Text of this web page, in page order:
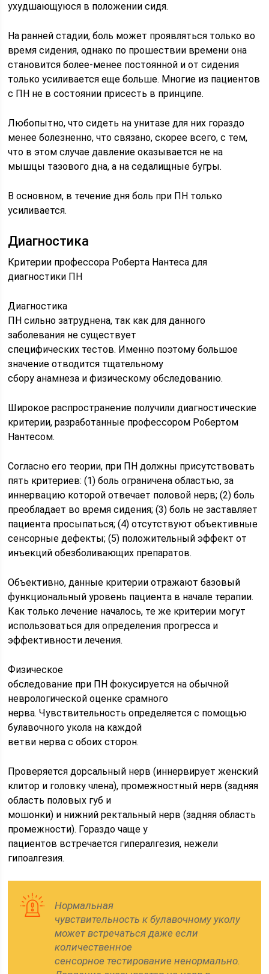
ухудшающуюся в положении сидя.
На ранней стадии, боль может проявляться только во
время сидения, однако по прошествии времени она
становится более-менее постоянной и от сидения
только усиливается еще больше. Многие из пациентов
с ПН не в состоянии присесть в принципе.
Любопытно, что сидеть на унитазе для них гораздо
менее болезненно, что связано, скорее всего, с тем,
что в этом случае давление оказывается не на
мышцы тазового дна, а на седалищные бугры.
В основном, в течение дня боль при ПН только
усиливается.
Диагностика
Критерии профессора Роберта Нантеса для
диагностики ПН
Диагностика
ПН сильно затруднена, так как для данного
заболевания не существует
специфических тестов. Именно поэтому большое
значение отводится тщательному
сбору анамнеза и физическому обследованию.
Широкое распространение получили диагностические
критерии, разработанные профессором Робертом
Нантесом.
Согласно его теории, при ПН должны присутствовать
пять критериев: (1) боль ограничена областью, за
иннервацию которой отвечает половой нерв; (2) боль
преобладает во время сидения; (3) боль не заставляет
пациента просыпаться; (4) отсутствуют объективные
сенсорные дефекты; (5) положительный эффект от
инъекций обезболивающих препаратов.
Объективно, данные критерии отражают базовый
функциональный уровень пациента в начале терапии.
Как только лечение началось, те же критерии могут
использоваться для определения прогресса и
эффективности лечения.
Физическое
обследование при ПН фокусируется на обычной
неврологической оценке срамного
нерва. Чувствительность определяется с помощью
булавочного укола на каждой
ветви нерва с обоих сторон.
Проверяется дорсальный нерв (иннервирует женский
клитор и головку члена), промежностный нерв (задняя
область половых губ и
мошонки) и нижний ректальный нерв (задняя область
промежности). Гораздо чаще у
пациентов встречается гипералгезия, нежели
гипоалгезия.
Нормальная
чувствительность к булавочному уколу
может встречаться даже если
количественное
сенсорное тестирование ненормально.